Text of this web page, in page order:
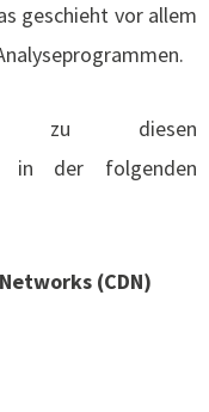
geschieht vor allem
zu diesen
in der folgenden
(CDN)